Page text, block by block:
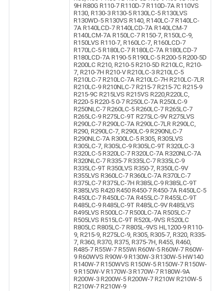
9H R80G R110-7 R110D-7 R110D-7A R110VS
R130, R130-3 R130-5 R130LC-5 R130LVS
R130WD-5 R130VS R140, R140LC-7 R140LC-
7A R140LCD-7 R140LCD-7A R140LCM-7
R140LCM-7A R150LC-7 R150-7, R150LC-9,
R150LVS R110-7, R160LC-7, R160LCD-7
R170LC-5 R180LC-7 R180LC-7A R180LCD-7
R180LCD-7A R190-5 R190LC-5 R200-5 R200-5D
R200LC R210, R210-5 R210-5D R210LC, R210-
7, R210-7H R210-V R210LC-3 R210LC-5
R210LC-7 R210LC-7A R210LC-7H R210LC-7LR
R210LC-9 R210NLC-7 R215-7 R215-7C R215-9
R215-9C R215LVS R215VS R220,R220LC,
R220-5 R220-5 0-7 R250LC-7A R250LC-9
R250NLC-7 R260LC-5 R260LC-7 R265LC-7
R265LC-9 R275LC-9T R275LC-9V R275LVS
R290LC-7 R290LC-7A R290LC-7LR R290LC,
R290, R290LC-7, R290LC-9 R290NLC-7
R290NLC-7A R300LC-5 R305, R305LVS
R305LC-7, R305LC-9 R305LC-9T R320LC-3
R320LC-5 R320LC-7 R320LC-7A R320NLC-7A
R320NLC-7 R335-7 R335LC-7 R335LC-9
R335LC-9T R350LVS R350-7, R350LC-9V
R355LVS R360LC-7 R360LC-7A R370LC-7
R375LC-7 R375LC-7H R385LC-9 R385LC-9T
R385LVS R420 R450 R450-7 R450-7A R450LC-5
R450LC-7 R450LC-7A R455LC-7 R455LC-9T
R485LC-9 R485LC-9T R485LC-9V R485LVS
R495LVS R500LC-7 R500LC-7A R505LC-7
R505LVS R515LC-9T R520L-9VS R520LC
R805LC R805LC-7 R805L-9VS HL1200-9 R110-
9, R215-9, R275LC-9, R305, R305-7, R320, R335-
7, R360, R370, R375, R375-7H, R455, R460,
R485-7 R55W-7 R55Wi R60W-5 R60W-7 R60W-
9 R60WVS R90W-9 R130W-3 R130W-5 HW140
R140W-7 R150WVS R150W-5 R150W-7 R150W-
9 R150W-V R170W-3 R170W-7 R180W-9A
R200W-3 R200W-5 R200W-7 R210W R210W-5
R210W-7 R210W-9